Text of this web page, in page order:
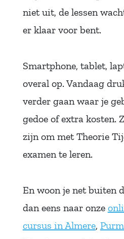
niet uit, de lessen
er klaar voor bent.
Smartphone, tablet,
overal op. Vandaag
verder gaan waar je
gedoe of extra kosten.
zijn om met Theorie
examen te leren.
En woon je net buiten
dan eens naar onze
cursus in Almere,